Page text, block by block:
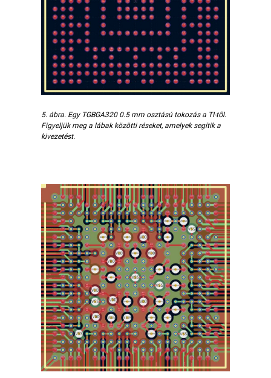
5. ábra. Egy TGBGA320 0.5 mm osztású tokozás a TI-től.
Figyeljük meg a lábak közötti réseket, amelyek segítik a
kivezetést.